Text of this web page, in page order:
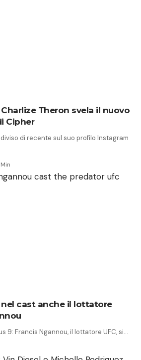
Theron svela il nuovo
Cipher
di recente sul suo profilo Instagram
Min
nel cast anche il lottatore
9: Francis Ngannou, il lottatore UFC, si…